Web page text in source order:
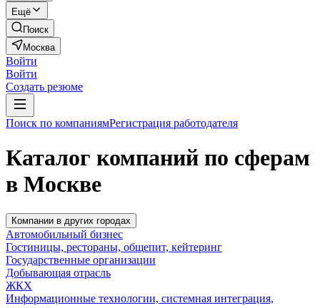
Ещё
Поиск
Москва
Войти
Войти
Создать резюме
Поиск по компаниямРегистрация работодателя
Каталог компаний по сферам
в Москве
Компании в других городах
Автомобильный бизнес
Гостиницы, рестораны, общепит, кейтеринг
Государственные организации
Добывающая отрасль
ЖКХ
Информационные технологии, системная интеграция,